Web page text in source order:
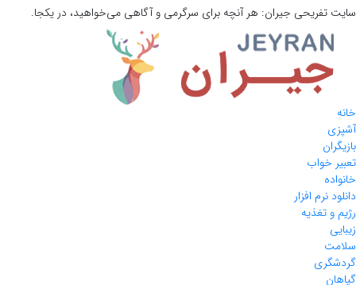
سایت تفریحی جیران: هر آنچه برای سرگرمی و آگاهی می‌خواهید، در یکجا.
خانه
آشپزی
بازیگران
تعبیر خواب
خانواده
دانلود نرم افزار
رژیم و تغذیه
زیبایی
سلامت
گردشگری
گیاهان